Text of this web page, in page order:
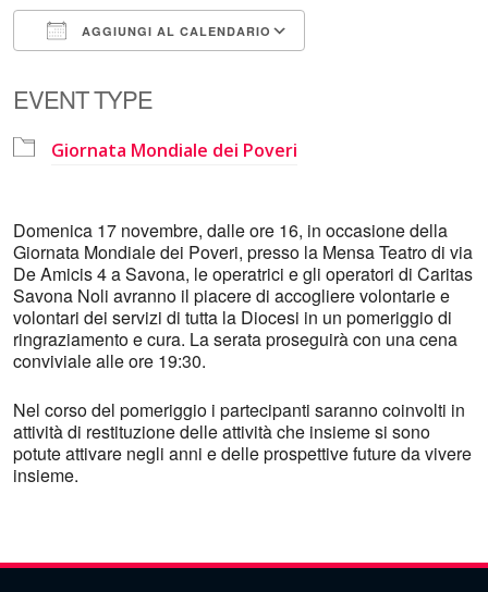
AGGIUNGI AL CALENDARIO
EVENT TYPE
Giornata Mondiale dei Poveri
Domenica 17 novembre, dalle ore 16, in occasione della
Giornata Mondiale dei Poveri, presso la Mensa Teatro di via
De Amicis 4 a Savona, le operatrici e gli operatori di Caritas
Savona Noli avranno il piacere di accogliere volontarie e
volontari dei servizi di tutta la Diocesi in un pomeriggio di
ringraziamento e cura. La serata proseguirà con una cena
conviviale alle ore 19:30.
Nel corso del pomeriggio i partecipanti saranno coinvolti in
attività di restituzione delle attività che insieme si sono
potute attivare negli anni e delle prospettive future da vivere
insieme.